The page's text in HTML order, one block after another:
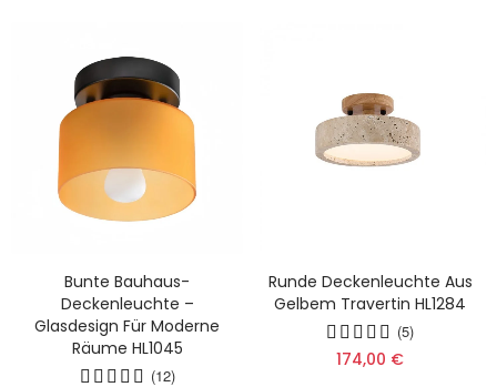
Bunte Bauhaus-
Deckenleuchte –
Glasdesign Für Moderne
Räume HL1045
(12)
Runde Deckenleuchte Aus
Gelbem Travertin HL1284
(5)
174,00 €